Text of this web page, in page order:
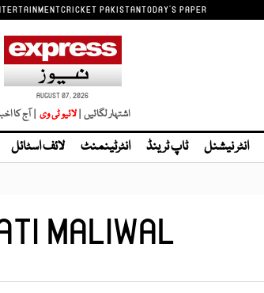
CRICKET PAKISTANTODAY'S PAPER
AUGUST 07, 2026
اشتہار لگائیں | | آج کا
انٹر نیشنل ٹاپ ٹرینڈ انٹرٹینمنٹ لائف اسٹائل
MALIWAL